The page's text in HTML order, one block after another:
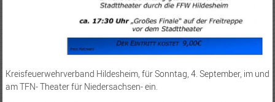
Kreisfeuerwehrverband Hildesheim, für Sonntag, 4. September, im und
am TFN- Theater für Niedersachsen- ein.